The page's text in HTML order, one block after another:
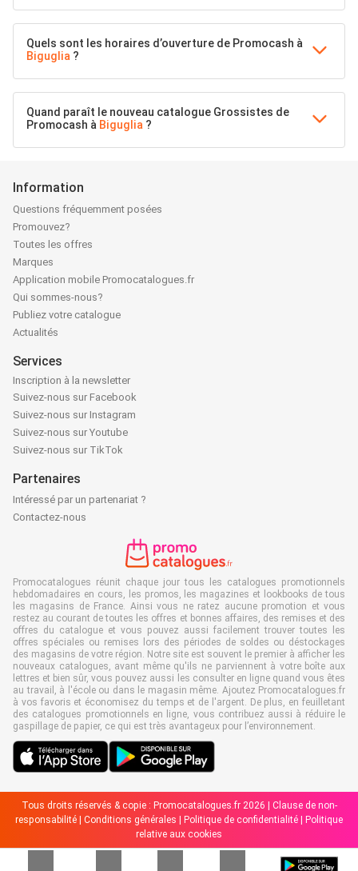
Quels sont les horaires d’ouverture de Promocash à
Biguglia ?
Quand paraît le nouveau catalogue Grossistes de
Promocash à Biguglia ?
Information
Questions fréquemment posées
Promouvez?
Toutes les offres
Marques
Application mobile Promocatalogues.fr
Qui sommes-nous?
Publiez votre catalogue
Actualités
Services
Inscription à la newsletter
Suivez-nous sur Facebook
Suivez-nous sur Instagram
Suivez-nous sur Youtube
Suivez-nous sur TikTok
Partenaires
Intéressé par un partenariat ?
Contactez-nous
Promocatalogues réunit chaque jour tous les catalogues promotionnels
hebdomadaires en cours, les promos, les magazines et lookbooks de tous
les magasins de France. Ainsi vous ne ratez aucune promotion et vous
restez au courant de toutes les offres et bonnes affaires, des remises et des
offres du catalogue et vous pouvez aussi facilement trouver toutes les
offres spéciales ou remises lors des périodes de soldes ou déstockages
des magasins de votre région. Notre site est souvent le premier à afficher les
nouveaux catalogues, avant même qu'ils ne parviennent à votre boîte aux
lettres et bien sûr, vous pouvez aussi les consulter en ligne quand vous êtes
au travail, à l'école ou dans le magasin même. Ajoutez Promocatalogues.fr
à vos favoris et économisez du temps et de l'argent. De plus, en feuilletant
des catalogues promotionnels en ligne, vous contribuez aussi à réduire le
gaspillage de papier, ce qui est très avantageux pour l’environnement.
Tous droits réservés & copie : Promocatalogues.fr 2026 | Clause de non-
responsabilité
Conditions générales Politique de confidentialité
Politique
relative aux cookies